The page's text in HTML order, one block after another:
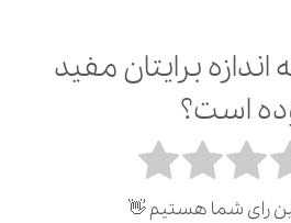
برایتان مفید
است؟
رای شما هستیم 👋